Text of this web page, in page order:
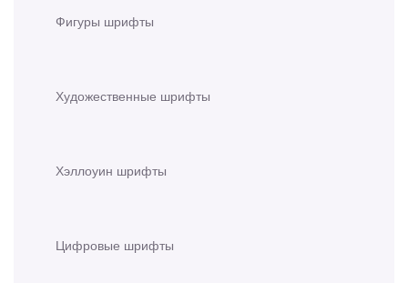
Фигуры шрифты
Художественные шрифты
Хэллоуин шрифты
Цифровые шрифты